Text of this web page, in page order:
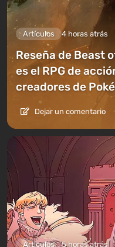
Artículos 4 horas atrás
Reseña de Beast
es el RPG de
creadores de
Dejar un comentario
Artículos 5 horas atrás